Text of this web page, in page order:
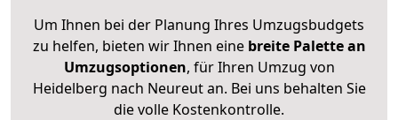
Um Ihnen bei der Planung Ihres Umzugsbudgets
zu helfen, bieten wir Ihnen eine breite Palette an
Umzugsoptionen, für Ihren Umzug von
Heidelberg nach Neureut an. Bei uns behalten Sie
die volle Kostenkontrolle.